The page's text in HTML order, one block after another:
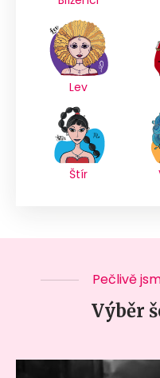
Lev
Štír
Pečlivě
Výběr